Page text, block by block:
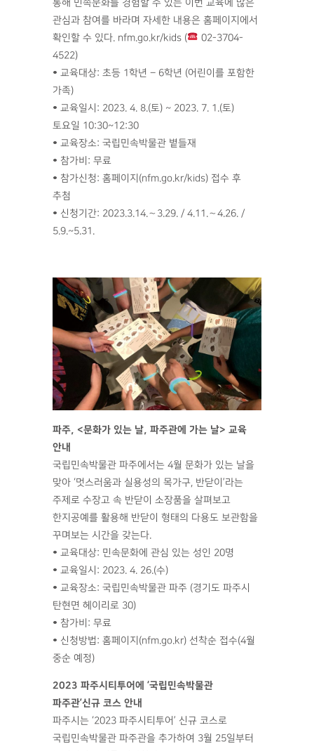
통해 민속문화를 경험할 수 있는 이번 교육에 많은
관심과 참여를 바라며 자세한 내용은 홈페이지에서
확인할 수 있다. nfm.go.kr/kids (
02-3704-
4522)
• 교육대상: 초등 1학년 – 6학년 (어린이를 포함한
가족)
• 교육일시: 2023. 4. 8.(토) ~ 2023. 7. 1.(토)
토요일 10:30~12:30
• 교육장소: 국립민속박물관 볕들재
• 참가비: 무료
• 참가신청: 홈페이지(nfm.go.kr/kids) 접수 후
추첨
• 신청기간: 2023.3.14.∼3.29. / 4.11.∼4.26. /
5.9.~5.31.
파주, <문화가 있는 날, 파주관에 가는 날> 교육
안내
국립민속박물관 파주에서는 4월 문화가 있는 날을
맞아 ‘멋스러움과 실용성의 목가구, 반닫이’라는
주제로 수장고 속 반닫이 소장품을 살펴보고
한지공예를 활용해 반닫이 형태의 다용도 보관함을
꾸며보는 시간을 갖는다.
• 교육대상: 민속문화에 관심 있는 성인 20명
• 교육일시: 2023. 4. 26.(수)
• 교육장소: 국립민속박물관 파주 (경기도 파주시
탄현면 헤이리로 30)
• 참가비: 무료
• 신청방법: 홈페이지(nfm.go.kr) 선착순 접수(4월
중순 예정)
2023 파주시티투어에 ‘국립민속박물관
파주관’신규 코스 안내
파주시는 ‘2023 파주시티투어’ 신규 코스로
국립민속박물관 파주관을 추가하여 3월 25일부터